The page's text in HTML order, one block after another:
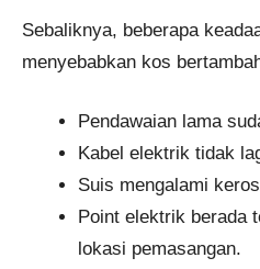
Sebaliknya, beberapa
menyebabkan kos
Pendawaian lama
Kabel elektrik tidak
Suis mengalami
Point elektrik berada
lokasi pemasangan.